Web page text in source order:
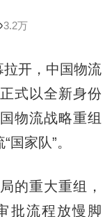
3.2万
开，中国物流
式以全新身份
物流战略重组
家队”。
重大重组，
批流程放慢脚